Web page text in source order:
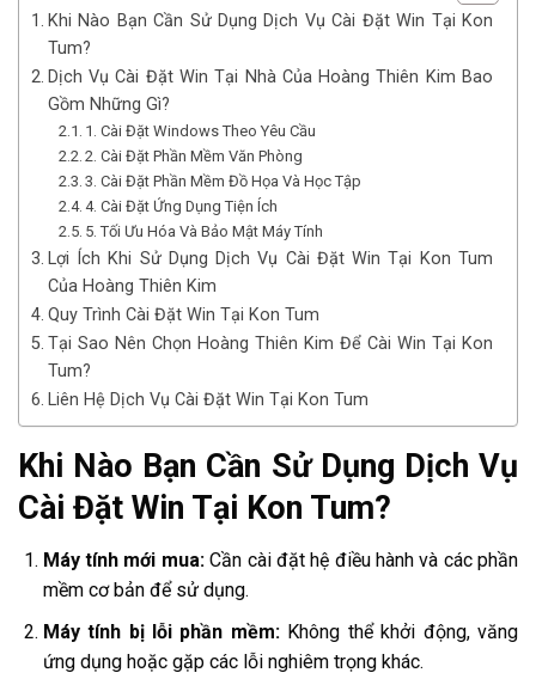
Khi Nào Bạn Cần Sử Dụng Dịch Vụ Cài Đặt Win Tại Kon
Tum?
Dịch Vụ Cài Đặt Win Tại Nhà Của Hoàng Thiên Kim Bao
Gồm Những Gì?
1. Cài Đặt Windows Theo Yêu Cầu
2. Cài Đặt Phần Mềm Văn Phòng
3. Cài Đặt Phần Mềm Đồ Họa Và Học Tập
4. Cài Đặt Ứng Dụng Tiện Ích
5. Tối Ưu Hóa Và Bảo Mật Máy Tính
Lợi Ích Khi Sử Dụng Dịch Vụ Cài Đặt Win Tại Kon Tum
Của Hoàng Thiên Kim
Quy Trình Cài Đặt Win Tại Kon Tum
Tại Sao Nên Chọn Hoàng Thiên Kim Để Cài Win Tại Kon
Tum?
Liên Hệ Dịch Vụ Cài Đặt Win Tại Kon Tum
Khi Nào Bạn Cần Sử Dụng Dịch Vụ
Cài Đặt Win Tại Kon Tum?
Máy tính mới mua:Cần cài đặt hệ điều hành và các phần
mềm cơ bản để sử dụng.
Máy tính bị lỗi phần mềm:Không thể khởi động, văng
ứng dụng hoặc gặp các lỗi nghiêm trọng khác.